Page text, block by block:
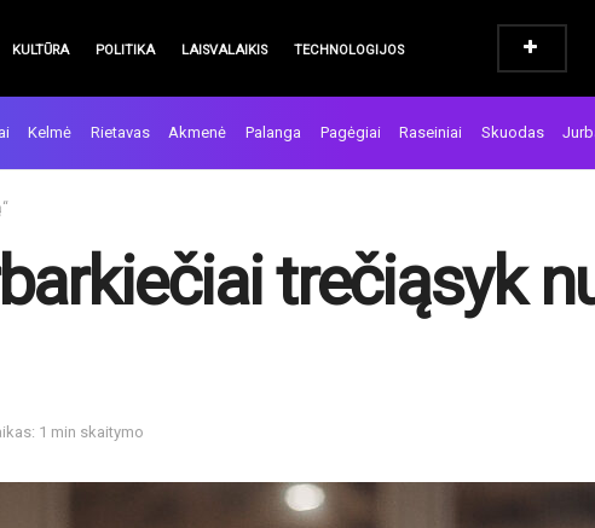
KULTŪRA POLITIKA LAISVALAIKIS TECHNOLOGIJOS
Kelmė Rietavas Akmenė Palanga Pagėgiai Raseiniai Skuodas
trečiąsyk
1 min skaitymo